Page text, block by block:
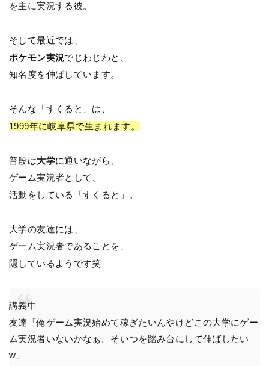
を主に実況する彼。
そして最近では、
ポケモン実況でじわじわと、
知名度を伸ばしています。
そんな「すくると」は、
1999年に岐阜県で生まれます。
普段は大学に通いながら、
ゲーム実況者として、
活動をしている「すくると」。
大学の友達には、
ゲーム実況者であることを、
隠しているようです笑
講義中
友達「俺ゲーム実況始めて稼ぎたいんやけどこの大学にゲー
ム実況者いないかなぁ。そいつを踏み台にして伸ばしたい
w」